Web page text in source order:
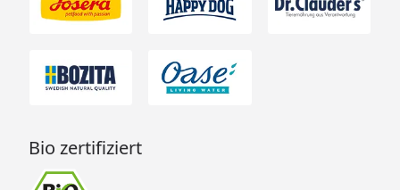
Bio zertifiziert